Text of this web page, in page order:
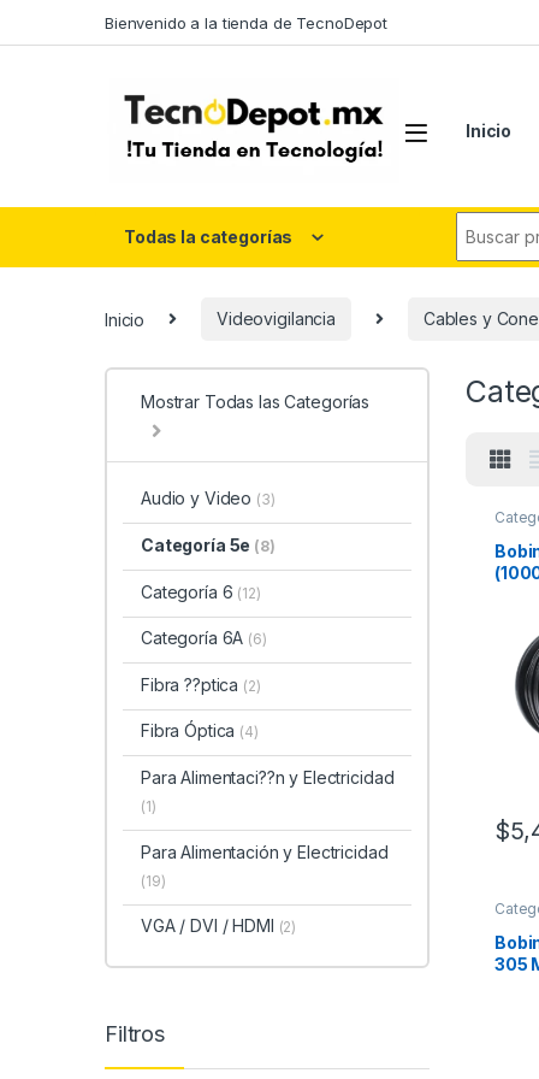
Bienvenido a la tienda de TecnoDepot
Inicio
Todas la categorías
Inicio Videovigilancia Cables y
$
305
Uso
Mostrar Todas las Categorías
Audio y Video (3)
Categoría 5e (8)
Categoría 6 (12)
Categoría 6A (6)
Fibra ??ptica (2)
Fibra Óptica (4)
Para Alimentaci??n y Electricidad
(1)
Para Alimentación y Electricidad
(19)
VGA / DVI / HDMI (2)
Filtros